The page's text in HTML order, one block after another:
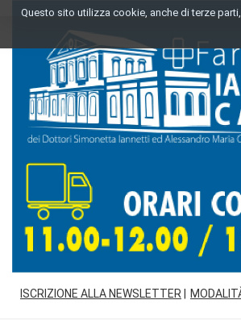
Passa
principale
Questo sito utilizza cookie, anche di terze
ISCRIZIONE ALLA NEWSLETTER